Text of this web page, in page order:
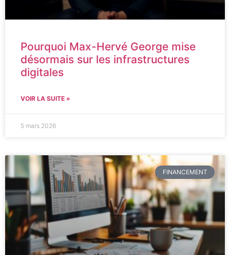
Pourquoi Max-Hervé George mise
désormais sur les infrastructures
digitales
VOIR LA SUITE »
5 mars 2026
FINANCEMENT